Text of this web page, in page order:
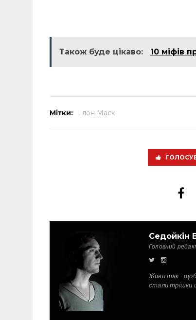
Також буде цікаво: 10 міфів
Мітки: Ілон Маск
Седойкін
Головний
Живи так - щоб
стали трішки